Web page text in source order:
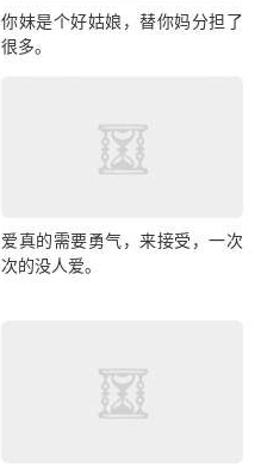
你妹是个好姑娘，替你妈分担了
很多。
爱真的需要勇气，来接受，一次
次的没人爱。